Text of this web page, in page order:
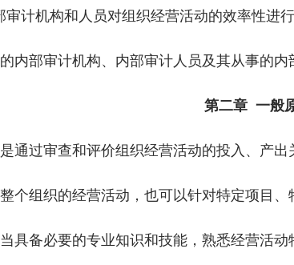
机构和人员对组织经营活动的效率性进行
部审计机构、内部审计人员及其从事的内
第二章 一般
过审查和评价组织经营活动的投入、产出
组织的经营活动，也可以针对特定项目、
备必要的专业知识和技能，熟悉经营活动